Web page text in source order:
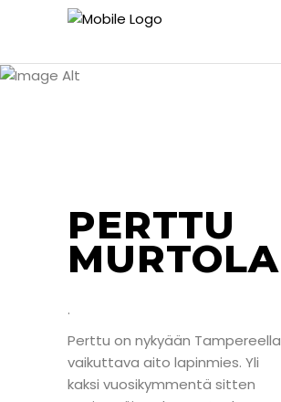
AMMATTILAISET
PERTTU
MURTOLA
.
Perttu on nykyään Tampereella
vaikuttava aito lapinmies. Yli
kaksi vuosikymmentä sitten